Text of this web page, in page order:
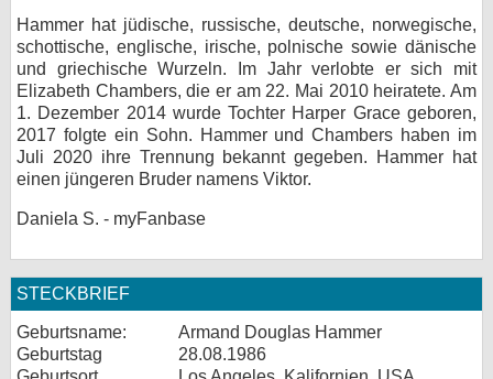
Hammer hat jüdische, russische, deutsche, norwegische,
schottische, englische, irische, polnische sowie dänische
und griechische Wurzeln. Im Jahr verlobte er sich mit
Elizabeth Chambers, die er am 22. Mai 2010 heiratete. Am
1. Dezember 2014 wurde Tochter Harper Grace geboren,
2017 folgte ein Sohn. Hammer und Chambers haben im
Juli 2020 ihre Trennung bekannt gegeben. Hammer hat
einen jüngeren Bruder namens Viktor.
Daniela S. - myFanbase
STECKBRIEF
Geburtsname:
Armand Douglas Hammer
Geburtstag
28.08.1986